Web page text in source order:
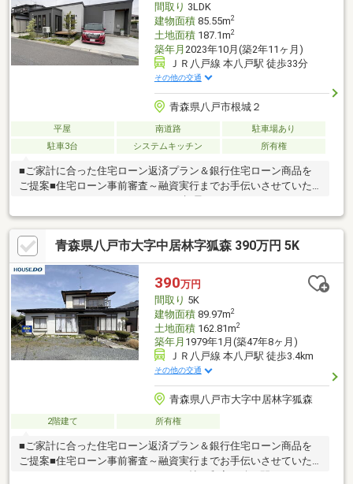
間取り 3LDK
建物面積85.55m2
土地面積187.1m2
築年月 2023年10月(築2年11ヶ月)
ＪＲ八戸線 本八戸駅 徒歩33分
その他の交通
青森県八戸市根城２
平屋 南道路
駐車場あり
駐車3台
システムキッチン 所有権
■ご家計に合った住宅ローン返済プラン＆銀行住宅ローン商品を
ご提案■住宅ローン事前審査～融資実行までお手伝いさせていた
だきます。≪おすすめポイント≫▽視界がひらけるアイランドキ
ッチンはL字型リビングの隅々まで視線が届くため、安心して家事
を進められます◎▽玄関とリビング近くに居室とトイレがあるた
めゲスト用とプライベート用で使い分けることも可能です！▽カ
ースペース3台≪周辺環境≫▽藤子公園まで徒歩1分(約60m)物件
の見学をご希望の方は【見学予約する】物件の詳細を知りたい方
は【資料請求・お問合せ】よりお気軽にお問合せくださいませ♪
青森県八戸市大字中居林字狐森 390万円 5K
390万円
間取り 5K
建物面積89.97m2
土地面積162.81m2
築年月 1979年1月(築47年8ヶ月)
ＪＲ八戸線 本八戸駅 徒歩3.4km
その他の交通
青森県八戸市大字中居林字狐森
2階建て 所有権
■ご家計に合った住宅ローン返済プラン＆銀行住宅ローン商品を
ご提案■住宅ローン事前審査～融資実行までお手伝いさせていた